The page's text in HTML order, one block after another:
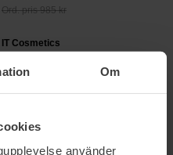
Om
använder
Ord. pris 985 kr
IT Cosmetics
CC+ Cream SPF50
Ord. pris 580 kr